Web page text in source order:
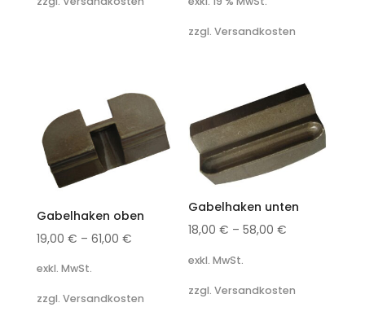
zzgl. Versandkosten
Gabelhaken oben
19,00 € – 61,00 €
exkl. MwSt.
zzgl. Versandkosten
Gabelhaken unten
18,00€ –58,00€
exkl. MwSt.
zzgl. Versandkosten